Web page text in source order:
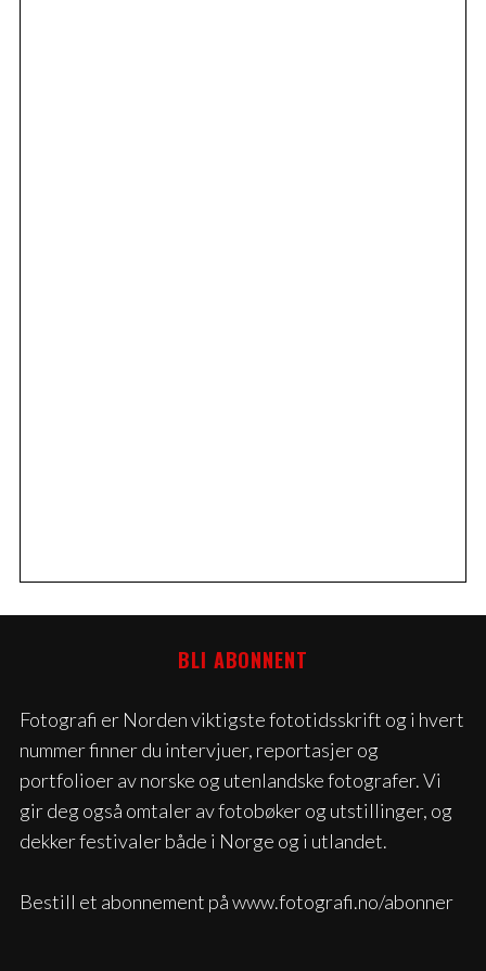
BLI ABONNENT
Fotografi er Norden viktigste fototidsskrift og i hvert
nummer finner du intervjuer, reportasjer og
portfolioer av norske og utenlandske fotografer. Vi
gir deg også omtaler av fotobøker og utstillinger, og
dekker festivaler både i Norge og i utlandet.
Bestill et abonnement på www.fotografi.no/abonner